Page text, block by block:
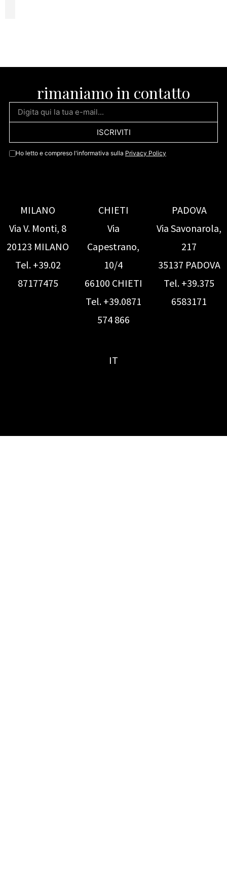
rimaniamo in contatto
Ho letto e compreso l'informativa sulla Privacy Policy
ISCRIVITI
MILANO
Via V. Monti, 8
20123 MILANO
Tel. +39.02
87177475
CHIETI
Via
Capestrano,
10/4
66100 CHIETI
Tel. +39.0871
574 866
PADOVA
Via Savonarola,
217
35137 PADOVA
Tel. +39.375
6583171
IT